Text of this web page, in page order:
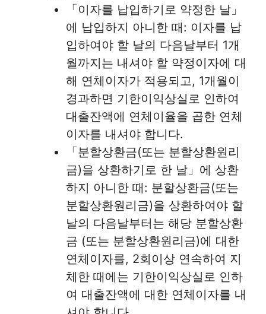
「이자를 납입하기로 약정한 날」
에 납입하지 아니한 때: 이자를 납
입하여야 할 날의 다음날부터 1개
월까지는 내셔야 할 약정이자에 대
해 연체이자가 적용되고, 1개월이
경과하면 기한이익상실로 인하여
대출잔액에 연체이율을 곱한 연체
이자를 내셔야 합니다.
「분할상환금(또는 분할상환원리
금)을 상환하기로 한 날」에 상환
하지 아니한 때: 분할상환금(또는
분할상환원리금)을 상환하여야 할
날의 다음날부터는 해당 분할상환
금 (또는 분할상환원리금)에 대한
연체이자를, 2회이상 연속하여 지
체한 때에는 기한이익상실로 인하
여 대출잔액에 대한 연체이자를 내